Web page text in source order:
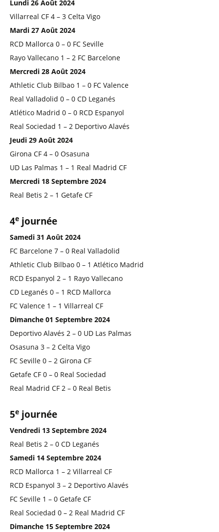
Lundi 26 Août 2024
Villarreal CF 4 – 3 Celta Vigo
Mardi 27 Août 2024
RCD Mallorca 0 – 0 FC Seville
Rayo Vallecano 1 – 2 FC Barcelone
Mercredi 28 Août 2024
Athletic Club Bilbao 1 – 0 FC Valence
Real Valladolid 0 – 0 CD Leganés
Atlético Madrid 0 – 0 RCD Espanyol
Real Sociedad 1 – 2 Deportivo Alavés
Jeudi 29 Août 2024
Girona CF 4 – 0 Osasuna
UD Las Palmas 1 – 1 Real Madrid CF
Mercredi 18 Septembre 2024
Real Betis 2 – 1 Getafe CF
4e journée
Samedi 31 Août 2024
FC Barcelone 7 – 0 Real Valladolid
Athletic Club Bilbao 0 – 1 Atlético Madrid
RCD Espanyol 2 – 1 Rayo Vallecano
CD Leganés 0 – 1 RCD Mallorca
FC Valence 1 – 1 Villarreal CF
Dimanche 01 Septembre 2024
Deportivo Alavés 2 – 0 UD Las Palmas
Osasuna 3 – 2 Celta Vigo
FC Seville 0 – 2 Girona CF
Getafe CF 0 – 0 Real Sociedad
Real Madrid CF 2 – 0 Real Betis
5e journée
Vendredi 13 Septembre 2024
Real Betis 2 – 0 CD Leganés
Samedi 14 Septembre 2024
RCD Mallorca 1 – 2 Villarreal CF
RCD Espanyol 3 – 2 Deportivo Alavés
FC Seville 1 – 0 Getafe CF
Real Sociedad 0 – 2 Real Madrid CF
Dimanche 15 Septembre 2024